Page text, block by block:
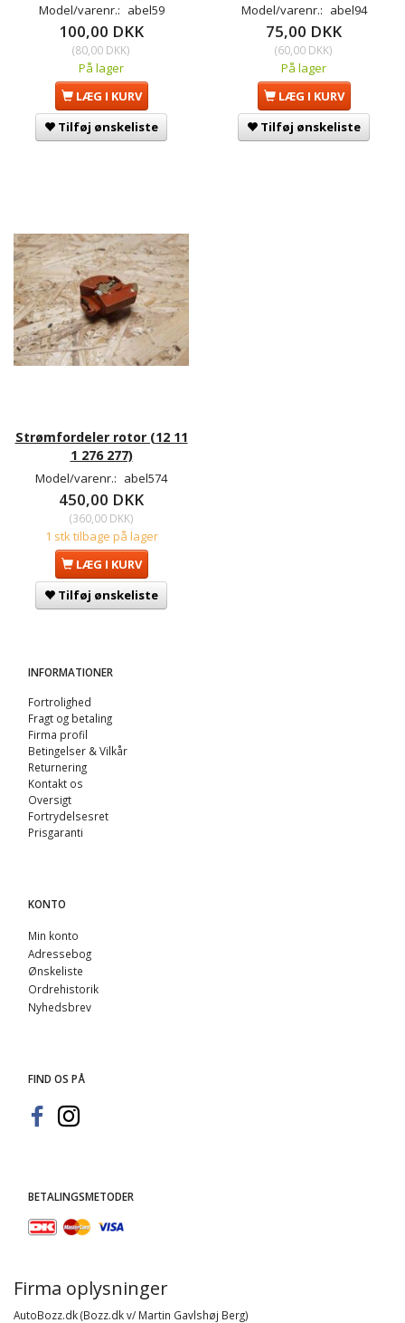
Model/varenr.: abel59
100,00 DKK
(80,00 DKK)
På lager
LÆG I KURV
Tilføj ønskeliste
Model/varenr.: abel94
75,00 DKK
(60,00 DKK)
På lager
LÆG I KURV
Tilføj ønskeliste
Strømfordeler rotor (12 11
1 276 277)
Model/varenr.: abel574
450,00 DKK
(360,00 DKK)
1 stk tilbage på lager
LÆG I KURV
Tilføj ønskeliste
INFORMATIONER
Fortrolighed
Fragt og betaling
Firma profil
Betingelser & Vilkår
Returnering
Kontakt os
Oversigt
Fortrydelsesret
Prisgaranti
KONTO
Min konto
Adressebog
Ønskeliste
Ordrehistorik
Nyhedsbrev
FIND OS PÅ
BETALINGSMETODER
Firma oplysninger
AutoBozz.dk (Bozz.dk v/ Martin Gavlshøj Berg)